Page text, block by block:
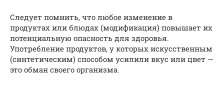
Следует помнить, что любое изменение в
продуктах или блюдах (модификация) повышает их
потенциальную опасность для здоровья.
Употребление продуктов, у которых искусственным
(синтетическим) способом усилили вкус или цвет —
это обман своего организма.